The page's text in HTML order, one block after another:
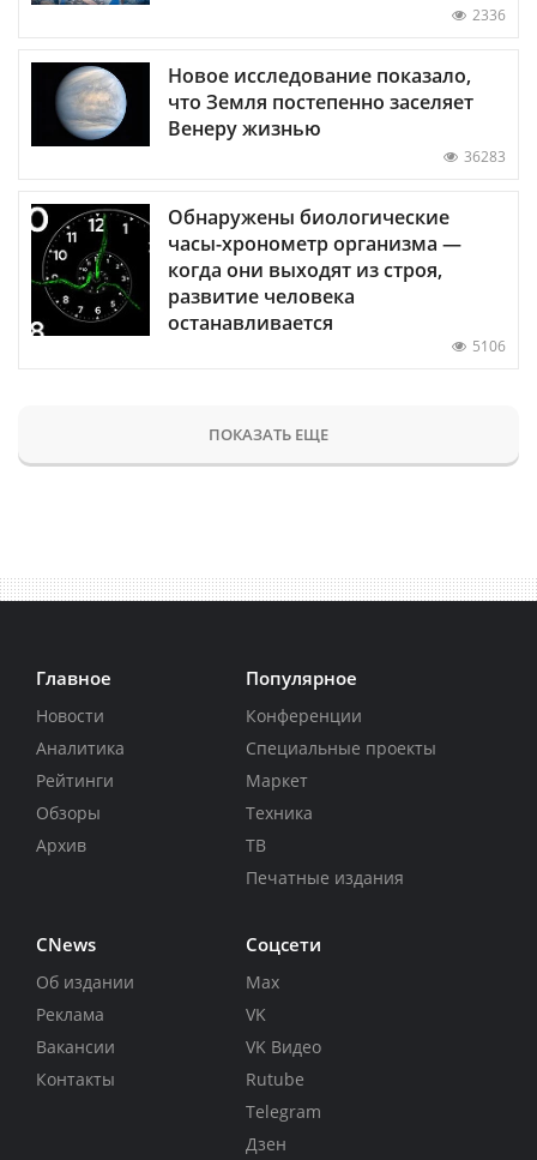
2336
Новое исследование показало,
что Земля постепенно заселяет
Венеру жизнью
36283
Обнаружены биологические
часы-хронометр организма —
когда они выходят из строя,
развитие человека
останавливается
5106
ПОКАЗАТЬ ЕЩЕ
Главное
Новости
Аналитика
Рейтинги
Обзоры
Архив
Популярное
Конференции
Специальные проекты
Маркет
Техника
ТВ
Печатные издания
CNews
Об издании
Реклама
Вакансии
Контакты
Соцсети
Max
VK
VK Видео
Rutube
Telegram
Дзен